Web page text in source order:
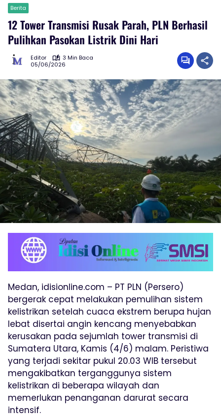
Berita
12 Tower Transmisi Rusak Parah, PLN Berhasil
Pulihkan Pasokan Listrik Dini Hari
Editor
3 Min Baca
05/06/2026
Medan, idisionline.com – PT PLN (Persero)
bergerak cepat melakukan pemulihan sistem
kelistrikan setelah cuaca ekstrem berupa hujan
lebat disertai angin kencang menyebabkan
kerusakan pada sejumlah tower transmisi di
Sumatera Utara, Kamis (4/6) malam. Peristiwa
yang terjadi sekitar pukul 20.03 WIB tersebut
mengakibatkan terganggunya sistem
kelistrikan di beberapa wilayah dan
memerlukan penanganan darurat secara
intensif.